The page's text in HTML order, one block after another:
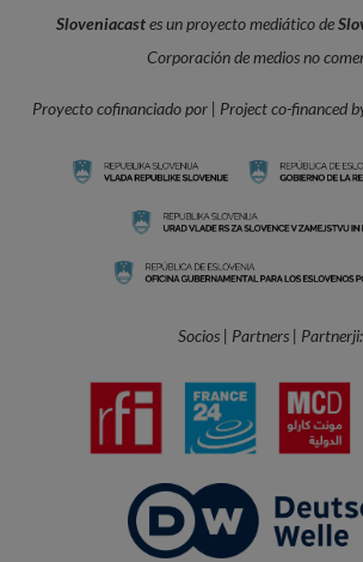
Sloveniacastes un proyecto mediático de
Corporación de medios no
Proyecto cofinanciado por | Project co-financed
Socios | Partners | Partnerji: